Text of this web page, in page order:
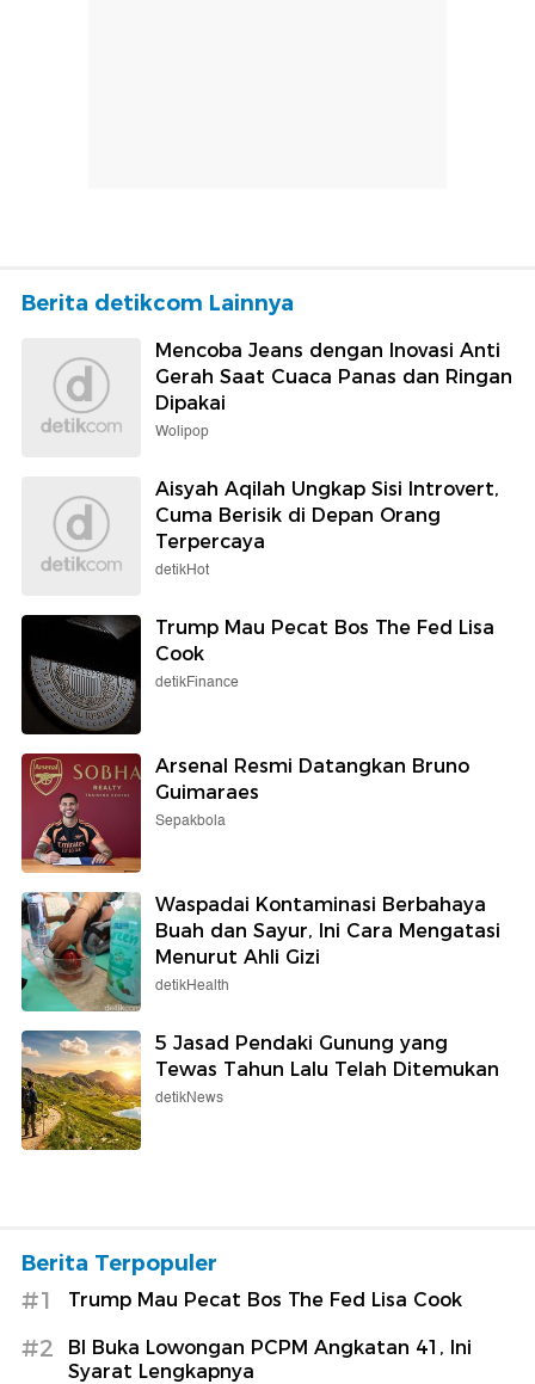
Berita detikcom Lainnya
Mencoba Jeans dengan Inovasi Anti
Gerah Saat Cuaca Panas dan Ringan
Dipakai
Wolipop
Aisyah Aqilah Ungkap Sisi Introvert,
Cuma Berisik di Depan Orang
Terpercaya
detikHot
Trump Mau Pecat Bos The Fed Lisa
Cook
detikFinance
Arsenal Resmi Datangkan Bruno
Guimaraes
Sepakbola
Waspadai Kontaminasi Berbahaya
Buah dan Sayur, Ini Cara Mengatasi
Menurut Ahli Gizi
detikHealth
5 Jasad Pendaki Gunung yang
Tewas Tahun Lalu Telah Ditemukan
detikNews
Berita Terpopuler
#1 Trump Mau Pecat Bos The Fed Lisa Cook
#2
BI Buka Lowongan PCPM Angkatan 41, Ini
Syarat Lengkapnya